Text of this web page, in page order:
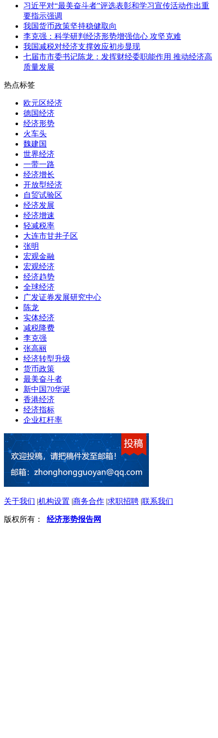
习近平对“最美奋斗者”评选表彰和学习宣传活动作出重
要指示强调
我国货币政策坚持稳健取向
李克强：科学研判经济形势增强信心 攻坚克难
我国减税对经济支撑效应初步显现
七届市市委书记陈龙：发挥财经委职能作用 推动经济高
质量发展
热点标签
欧元区经济
德国经济
经济形势
火车头
魏建国
世界经济
一带一路
经济增长
开放型经济
自贸试验区
经济发展
经济增速
轻减税率
大连市甘井子区
张明
宏观金融
宏观经济
经济趋势
全球经济
广发证券发展研究中心
陈龙
实体经济
减税降费
李克强
张高丽
经济转型升级
货币政策
最美奋斗者
新中国70华诞
香港经济
经济指标
企业杠杆率
关于我们 |机构设置 |商务合作 |求职招聘 |联系我们
版权所有： 经济形势报告网